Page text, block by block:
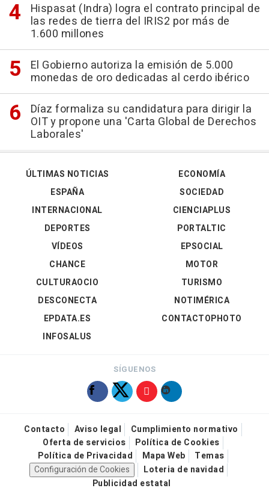
Hispasat (Indra) logra el contrato principal de
las redes de tierra del IRIS2 por más de
1.600 millones
El Gobierno autoriza la emisión de 5.000
monedas de oro dedicadas al cerdo ibérico
Díaz formaliza su candidatura para dirigir la
OIT y propone una 'Carta Global de Derechos
Laborales'
ÚLTIMAS NOTICIAS
ESPAÑA
INTERNACIONAL
DEPORTES
VÍDEOS
ECONOMÍA
SOCIEDAD
CIENCIAPLUS
PORTALTIC
EPSOCIAL
CHANCE
CULTURAOCIO
DESCONECTA
EPDATA.ES
INFOSALUS
MOTOR
TURISMO
NOTIMÉRICA
CONTACTOPHOTO
SÍGUENOS
Contacto Aviso legal
Cumplimiento normativo
Oferta de servicios
Política de Cookies
Política de Privacidad
Mapa Web
Temas
Configuración de Cookies
Loteria de navidad
Publicidad estatal